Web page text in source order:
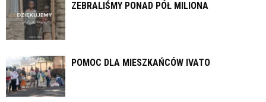
ZEBRALIŚMY PONAD PÓŁ MILIONA
POMOC DLA MIESZKAŃCÓW IVATO